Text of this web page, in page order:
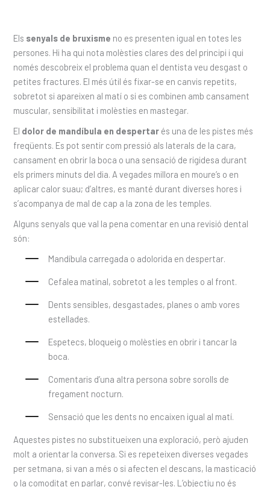
Els senyals de bruxisme no es presenten igual en totes les
persones. Hi ha qui nota molèsties clares des del principi i qui
només descobreix el problema quan el dentista veu desgast o
petites fractures. El més útil és fixar-se en canvis repetits,
sobretot si apareixen al matí o si es combinen amb cansament
muscular, sensibilitat i molèsties en mastegar.
El dolor de mandíbula en despertar és una de les pistes més
freqüents. Es pot sentir com pressió als laterals de la cara,
cansament en obrir la boca o una sensació de rigidesa durant
els primers minuts del dia. A vegades millora en moure’s o en
aplicar calor suau; d’altres, es manté durant diverses hores i
s’acompanya de mal de cap a la zona de les temples.
Alguns senyals que val la pena comentar en una revisió dental
són:
Mandíbula carregada o adolorida en despertar.
Cefalea matinal, sobretot a les temples o al front.
Dents sensibles, desgastades, planes o amb vores
estellades.
Espetecs, bloqueig o molèsties en obrir i tancar la
boca.
Comentaris d’una altra persona sobre sorolls de
fregament nocturn.
Sensació que les dents no encaixen igual al matí.
Aquestes pistes no substitueixen una exploració, però ajuden
molt a orientar la conversa. Si es repeteixen diverses vegades
per setmana, si van a més o si afecten el descans, la masticació
o la comoditat en parlar, convé revisar-les. L’objectiu no és